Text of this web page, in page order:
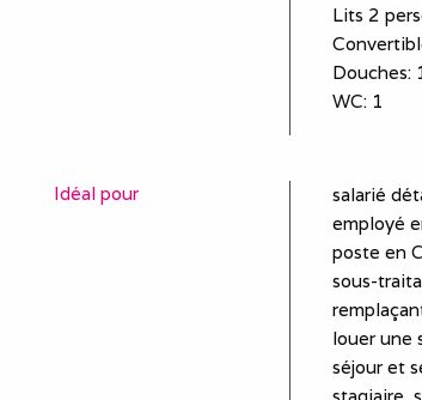
Lits 2
Douches:
WC: 1
Idéal pour
salarié
employé
poste en
sous-
louer une
séjour et